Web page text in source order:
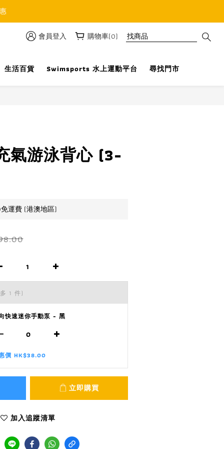
會員登入 購物車(0)
生活百貨 Swimsports 水上運動平台 尋找門市
氣游泳背心 (3-
運費 (港澳地區)
1 件)
快速迷你手動泵 - 黑
價 HK$38.00
立即購買
加入追蹤清單